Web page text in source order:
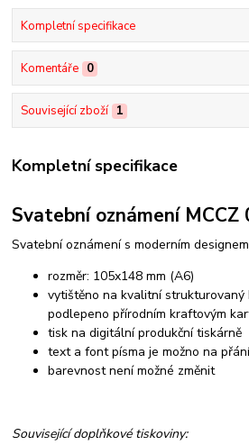
Kompletní specifikace
Komentáře 0
Související zboží 1
Kompletní specifikace
Svatební oznámení MCCZ
Svatební oznámení s moderním
rozměr: 105x148 mm (A6)
vytištěno na kvalitní strukturovaný
podlepeno přírodním kraftovým
tisk na digitální produkční tiskárně
text a font písma je možno na
barevnost není možné změnit
Související doplňkové tiskoviny: